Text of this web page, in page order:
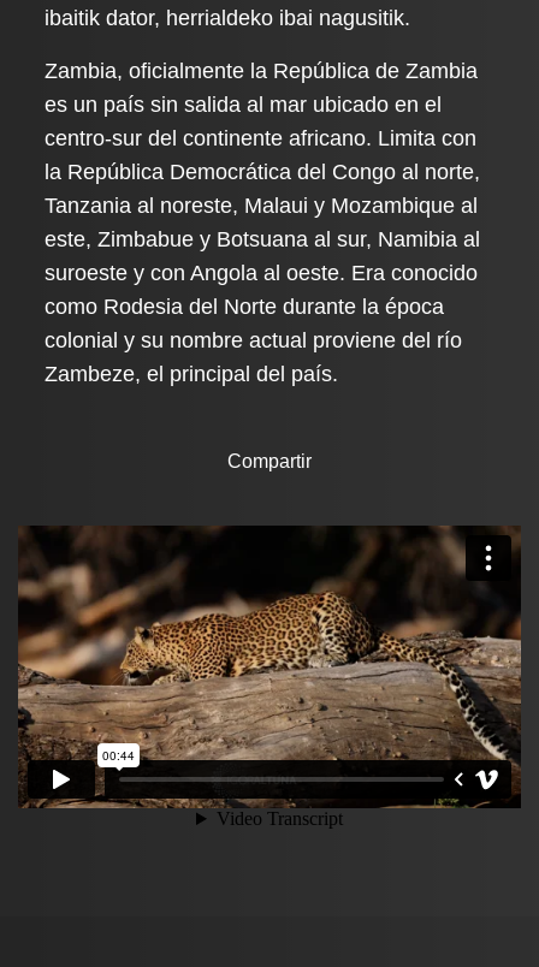
ibaitik dator, herrialdeko ibai nagusitik.
Zambia, oficialmente la República de Zambia
es un país sin salida al mar ubicado en el
centro-sur del continente africano. Limita con
la República Democrática del Congo al norte,
Tanzania al noreste, Malaui y Mozambique al
este, Zimbabue y Botsuana al sur, Namibia al
suroeste y con Angola al oeste. Era conocido
como Rodesia del Norte durante la época
colonial y su nombre actual proviene del río
Zambeze, el principal del país.
Compartir